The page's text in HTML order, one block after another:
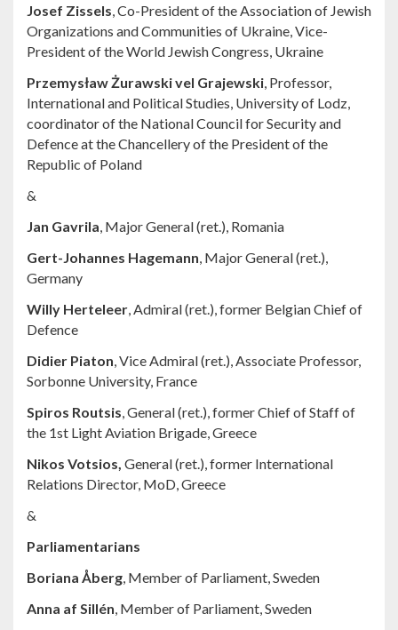
Josef Zissels, Co-President of the Association of Jewish
Organizations and Communities of Ukraine, Vice-
President of the World Jewish Congress, Ukraine
Przemysław Żurawski vel Grajewski, Professor,
International and Political Studies, University of Lodz,
coordinator of the National Council for Security and
Defence at the Chancellery of the President of the
Republic of Poland
&
Jan Gavrila, Major General (ret.), Romania
Gert-Johannes Hagemann, Major General (ret.),
Germany
Willy Herteleer, Admiral (ret.), former Belgian Chief of
Defence
Didier Piaton, Vice Admiral (ret.), Associate Professor,
Sorbonne University, France
Spiros Routsis, General (ret.), former Chief of Staff of
the 1st Light Aviation Brigade, Greece
Nikos Votsios, General (ret.), former International
Relations Director, MoD, Greece
&
Parliamentarians
Boriana Åberg, Member of Parliament, Sweden
Anna af Sillén, Member of Parliament, Sweden